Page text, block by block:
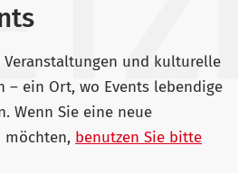
und kulturelle
– ein Ort, wo Events lebendige
Wenn Sie eine neue
möchten, benutzen Sie bitte